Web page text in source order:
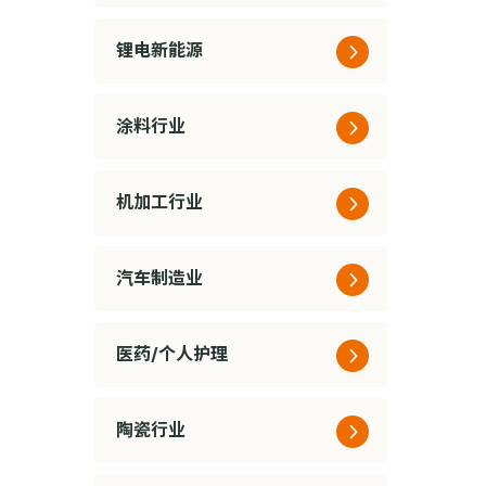
锂电新能源
涂料行业
机加工行业
汽车制造业
医药/个人护理
陶瓷行业